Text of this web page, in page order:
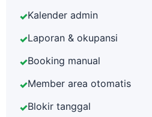
✓Kalender admin
✓Laporan & okupansi
✓Booking manual
✓Member area otomatis
✓Blokir tanggal